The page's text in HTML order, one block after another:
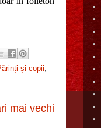
și copii,
mai vechi